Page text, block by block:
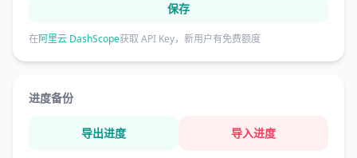
保存
在阿里云 DashScope获取 API Key，新用户有免费额度
进度备份
导出进度 导入进度